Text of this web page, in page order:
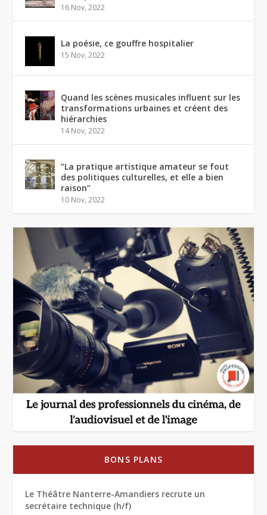
16 Nov, 2022
La poésie, ce gouffre hospitalier
15 Nov, 2022
Quand les scènes musicales influent sur les
transformations urbaines et créent des
hiérarchies
14 Nov, 2022
“La pratique artistique amateur se fout
des politiques culturelles, et elle a bien
raison”
10 Nov, 2022
BONS PLANS
Le Théâtre Nanterre-Amandiers recrute un
secrétaire technique (h/f)